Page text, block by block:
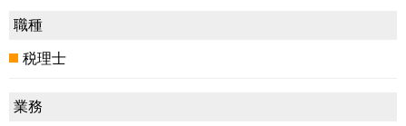
職種
税理士
業務